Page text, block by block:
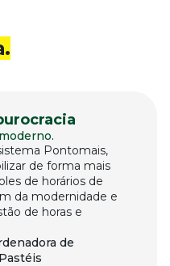
Pontomais,
de forma mais
de horários de
da modernidade e
de horas e
de